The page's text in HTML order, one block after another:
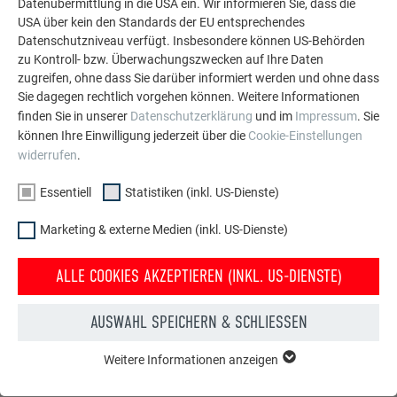
PREFARENZEN BEITRAG LESEN
Konfigurator für Dach & Fassade
Datenübermittlung in die USA ein. Wir informieren Sie, dass die
USA über kein den Standards der EU entsprechendes
Datenschutzniveau verfügt. Insbesondere können US-Behörden
zu Kontroll- bzw. Überwachungszwecken auf Ihre Daten
zugreifen, ohne dass Sie darüber informiert werden und ohne dass
Sie dagegen rechtlich vorgehen können. Weitere Informationen
finden Sie in unserer Datenschutzerklärung und im Impressum. Sie
können Ihre Einwilligung jederzeit über die Cookie-Einstellungen
widerrufen.
Essentiell Statistiken (inkl. US-Dienste)
Marketing & externe Medien (inkl. US-Dienste)
ALLE COOKIES AKZEPTIEREN (INKL. US-DIENSTE)
AUSWAHL SPEICHERN & SCHLIESSEN
Weitere Informationen anzeigen